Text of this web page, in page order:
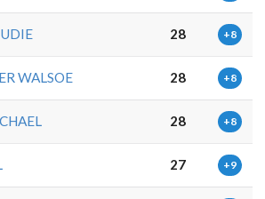
28 +8
WALSOE 28 +8
28 +8
27 +9